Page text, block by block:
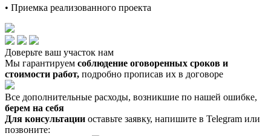
• Приемка реализованного проекта
Доверьте ваш участок нам
Мы гарантируем соблюдение оговоренных сроков и
стоимости работ, подробно прописав их в договоре
Все дополнительные расходы, возникшие по нашей ошибке,
берем на себя
Для консультации оставьте заявку, напишите в Telegram или
позвоните: